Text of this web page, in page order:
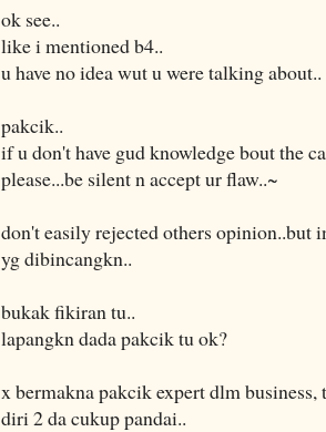
ok see..
like i mentioned b4..
u have no idea wut u were talking about..
pakcik..
if u don't have gud knowledge bout the
please...be silent n accept ur flaw..~
don't easily rejected others opinion..but
yg dibincangkn..
bukak fikiran tu..
lapangkn dada pakcik tu ok?
x bermakna pakcik expert dlm
diri 2 da cukup pandai..